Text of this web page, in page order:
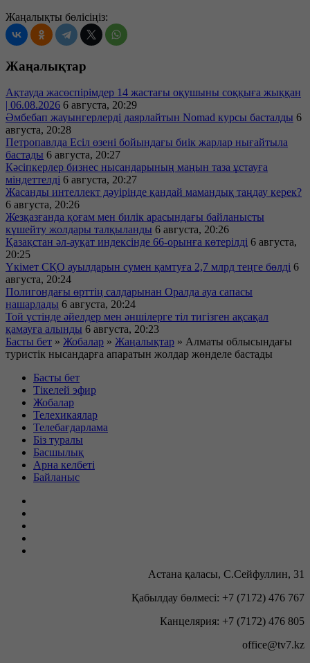
Жаңалықты бөлісіңіз:
Жаңалықтар
Ақтауда жасөспірімдер 14 жастағы оқушыны соққыға жыққан
| 06.08.2026 6 августа, 20:29
Әмбебап жауынгерлерді даярлайтын Nomad курсы басталды 6
августа, 20:28
Петропавлда Есіл өзені бойындағы биік жарлар нығайтыла
бастады 6 августа, 20:27
Кәсіпкерлер бизнес нысандарының маңын таза ұстауға
міндеттелді 6 августа, 20:27
Жасанды интеллект дәуірінде қандай мамандық таңдау керек?
6 августа, 20:26
Жезқазғанда қоғам мен билік арасындағы байланысты
күшейту жолдары талқыланды 6 августа, 20:26
Қазақстан әл-ауқат индексінде 66-орынға көтерілді 6 августа,
20:25
Үкімет СҚО ауылдарын сумен қамтуға 2,7 млрд теңге бөлді 6
августа, 20:24
Полигондағы өрттің салдарынан Оралда ауа сапасы
нашарлады 6 августа, 20:24
Той үстінде әйелдер мен әншілерге тіл тигізген ақсақал
қамауға алынды 6 августа, 20:23
Басты бет » Жобалар » Жаңалықтар » Алматы облысындағы
туристік нысандарға апаратын жолдар жөнделе бастады
Басты бет
Тікелей эфир
Жобалар
Телехикаялар
Телебағдарлама
Біз туралы
Басшылық
Арна келбеті
Байланыс
Астана қаласы, С.Сейфуллин, 31
Қабылдау бөлмесі: +7 (7172) 476 767
Канцелярия: +7 (7172) 476 805
office@tv7.kz